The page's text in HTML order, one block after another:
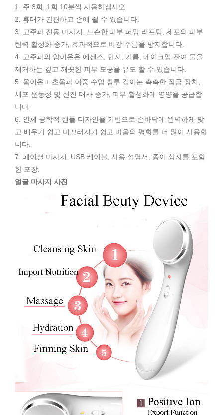
1. 주 3회, 1회 10분씩 사용하십시오.
2. 휴대가 간편하고 손에 쥘 수 있습니다.
3. 고주파 진동 마사지, 느슨한 피부 퍼밍 리프팅, 세포의 피부
탄력 활성화 증가, 효과적으로 비강 주름을 방지합니다.
4. 고주파의 양이온은 에센스, 먼지, 기름, 메이크업 잔여 물을
제거하는 깊고 깨끗한 피부 모공을 유도 할 수 있습니다.
5. 음이온 + 초음파 이중 수입 침투 깊이는 촉촉한 잠금 장치,
세포 운동성 및 신진 대사 증가, 피부 활성화에 영양을 공급합
니다.
6. 인체 공학적 핸들 디자인을 기반으로 손바닥에 완벽하게 맞
고 배우기 쉽고 미끄러지기 쉽고 마음의 평화를 더 많이 사용합
니다.
7. 페이셜 마사지, USB 케이블, 사용 설명서, 종이 상자를 포함
한 포장.
얼굴 마사지 사진